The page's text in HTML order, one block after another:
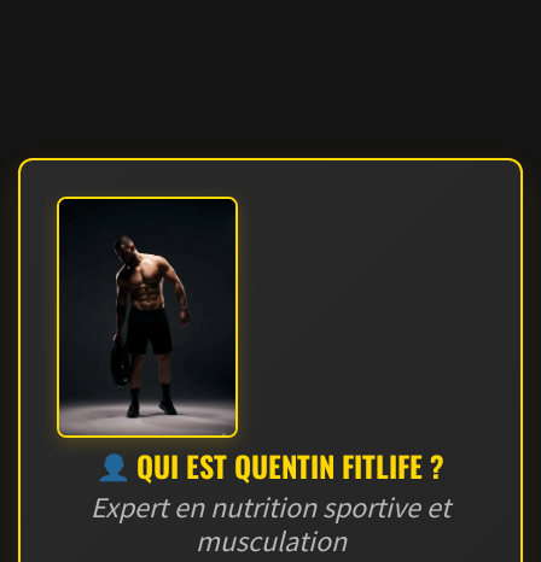
QUI EST QUENTIN FITLIFE ?
Expert en nutrition sportive et
musculation